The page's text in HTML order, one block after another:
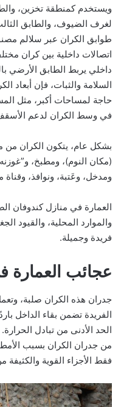
ويستخدم كمنطقة تخزين،
لغرف الضيوف، والطابق
طوابق الكران عبر سلالم
اتصالات داخلية بين كران
داخلي يربط الطابق الأرضي
السلامة والثبات، فإن أبعاد
حاجة لمساحات أكبر، مثل
في وسط الكران لدعم
بشكل عام، يتكون الكران من
(مكان النوم)، ومطبخ،
ومدخل، وعَتبة، ونوافذ، وقناة
العمارة في منازل كندوفان
والموارد المحلية، والقيود
فريدة وجميلة.
عجائب العمارة
جدران هذه الكران صلبة،
الفريدة تضمن بقاء الداخل
الحد الأدنى من تبادل
من جدران الكران بسبب الأمطار
فقط الأجزاء القوية والكثيفة